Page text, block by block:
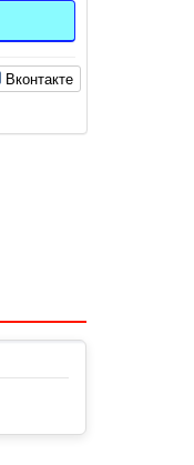
Вконтакте